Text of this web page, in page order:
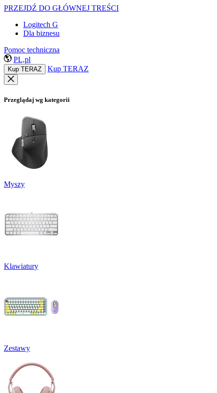
PRZEJDŹ DO GŁÓWNEJ TREŚCI
Logitech G
Dla biznesu
Pomoc techniczna
PL,pl
Kup TERAZ Kup TERAZ
Przeglądaj wg kategorii
Myszy
Klawiatury
Zestawy